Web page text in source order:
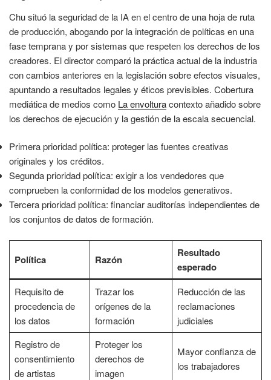
Chu situó la seguridad de la IA en el centro de una hoja de ruta
de producción, abogando por la integración de políticas en una
fase temprana y por sistemas que respeten los derechos de los
creadores. El director comparó la práctica actual de la industria
con cambios anteriores en la legislación sobre efectos visuales,
apuntando a resultados legales y éticos previsibles. Cobertura
mediática de medios como La envolturacontexto añadido sobre
los derechos de ejecución y la gestión de la escala secuencial.
Primera prioridad política: proteger las fuentes creativas
originales y los créditos.
Segunda prioridad política: exigir a los vendedores que
comprueben la conformidad de los modelos generativos.
Tercera prioridad política: financiar auditorías independientes de
los conjuntos de datos de formación.
Política Razón
Resultado
esperado
Requisito de
procedencia de
los datos
Trazar los
orígenes de la
formación
Reducción de las
reclamaciones
judiciales
Registro de
consentimiento
de artistas
Proteger los
derechos de
imagen
Mayor confianza de
los trabajadores